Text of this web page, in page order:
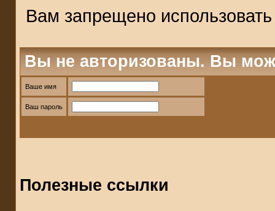
Вам запрещено
Вы не авторизованы. Вы
Ваше имя
Ваш пароль
Полезные ссылки